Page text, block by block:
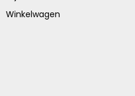
Winkelwagen